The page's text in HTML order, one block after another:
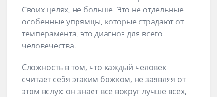
Своих целях, не больше. Это не отдельные
особенные упрямцы, которые страдают от
темперамента, это диагноз для всего
человечества.
Сложность в том, что каждый человек
считает себя этаким божком, не заявляя от
этом вслух: он знает все вокруг лучше всех,